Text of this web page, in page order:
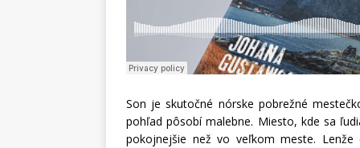
Son je skutočné nórske pobrežné
pohľad pôsobí malebne. Miesto, kde sa
pokojnejšie než vo veľkom meste.